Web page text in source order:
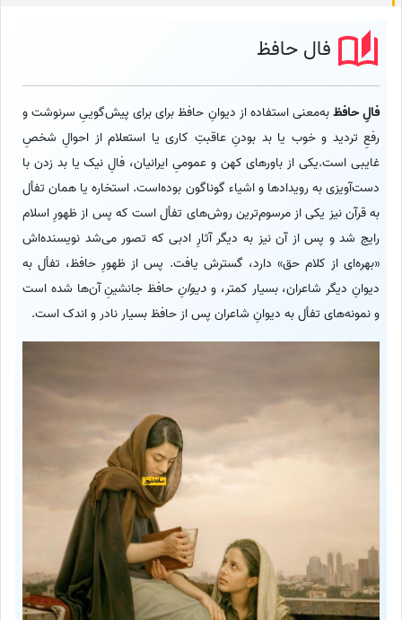
فال حافظ
فالِ حافظبه‌معنی استفاده از دیوانِ حافظ برای برای پیش‌گوییِ سرنوشت و
رفعِ تردید و خوب یا بد بودنِ عاقبتِ کاری یا استعلام از احوالِ شخصِ
غایبی است.یکی از باورهای کهن و عمومیِ ایرانیان، فالِ نیک یا بد زدن با
دست‌آویزی به رویدادها و اشیاء گوناگون بوده‌است. استخاره یا همان تفأل
به قرآن نیز یکی از مرسوم‌ترین روش‌های تفأل است که پس از ظهورِ اسلام
رایج شد و پس از آن نیز به دیگر آثارِ ادبی که تصور می‌شد نویسنده‌اش
«بهره‌ای از کلام حق» دارد، گسترش یافت. پس از ظهورِ حافظ، تفأل به
دیوانِ دیگر شاعران، بسیار کمتر، و دیوانِحافظ جانشینِ آن‌ها شده است
و نمونه‌های تفأل به دیوانِ شاعران پس از حافظ بسیار نادر و اندک است.